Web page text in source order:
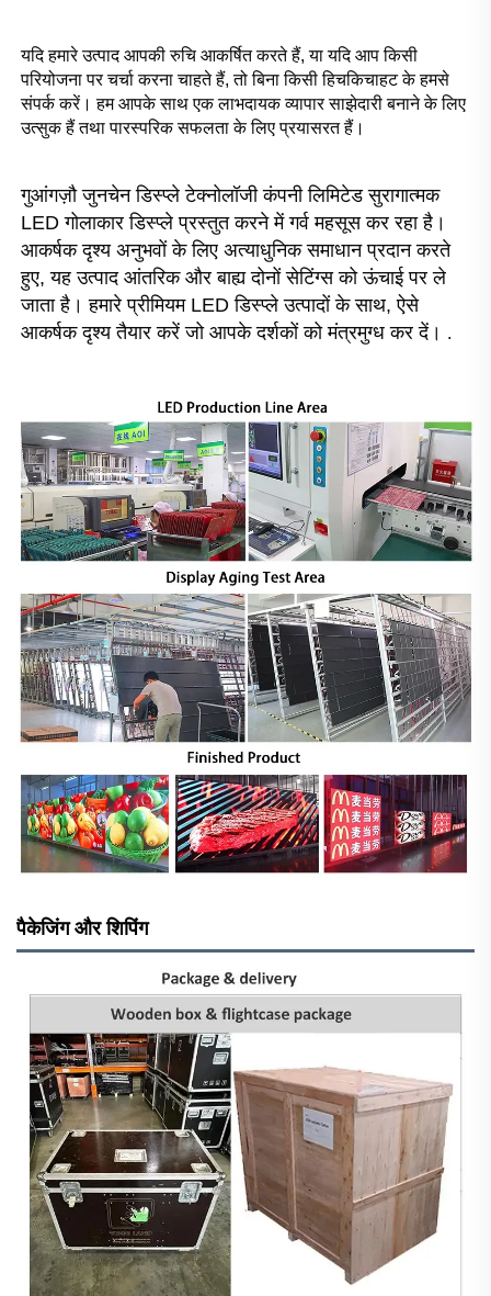
यदि हमारे उत्पाद आपकी रुचि आकर्षित करते हैं, या यदि आप किसी
परियोजना पर चर्चा करना चाहते हैं, तो बिना किसी हिचकिचाहट के हमसे
संपर्क करें। हम आपके साथ एक लाभदायक व्यापार साझेदारी बनाने के लिए
उत्सुक हैं तथा पारस्परिक सफलता के लिए प्रयासरत हैं।
गुआंगज़ौ जुनचेन डिस्प्ले टेक्नोलॉजी कंपनी लिमिटेड सुरागात्मक
LED गोलाकार डिस्प्ले प्रस्तुत करने में गर्व महसूस कर रहा है।
आकर्षक दृश्य अनुभवों के लिए अत्याधुनिक समाधान प्रदान करते
हुए, यह उत्पाद आंतरिक और बाह्य दोनों सेटिंग्स को ऊंचाई पर ले
जाता है। हमारे प्रीमियम LED डिस्प्ले उत्पादों के साथ, ऐसे
आकर्षक दृश्य तैयार करें जो आपके दर्शकों को मंत्रमुग्ध कर दें। .
पैकेजिंग और शिपिंग